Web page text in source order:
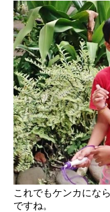
これでもケンカにな
ですね。